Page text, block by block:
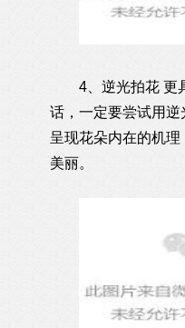
4、逆光拍花 更具
话，一定要尝试用
呈现花朵内在的机
美丽。